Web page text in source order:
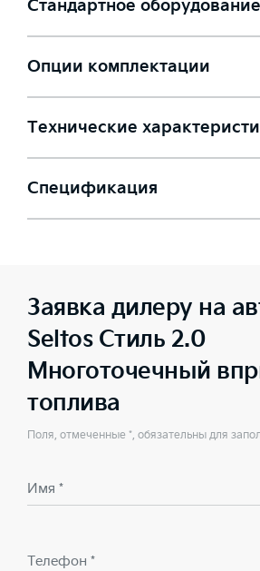
Стандартное оборудование
Опции комплектации
Технические
Спецификация
Заявка дилеру на
Seltos Стиль 2.0
Многоточечный
топлива
Поля, отмеченные *, обязательны для
Имя *
Телефон *